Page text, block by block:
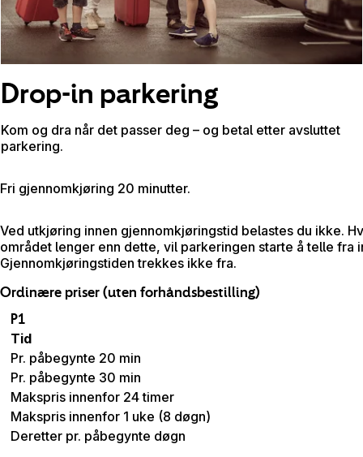
Drop-in parkering
Kom og dra når det passer deg – og betal etter avsluttet
parkering.
Fri gjennomkjøring 20 minutter.
Ved utkjøring innen gjennomkjøringstid belastes du ikke.
området lenger enn dette, vil parkeringen starte å telle fra
Gjennomkjøringstiden trekkes ikke fra.
Ordinære priser (uten forhåndsbestilling)
P1
Tid
Pr. påbegynte 20 min
Pr. påbegynte 30 min
Makspris innenfor 24 timer
Makspris innenfor 1 uke (8 døgn)
Deretter pr. påbegynte døgn